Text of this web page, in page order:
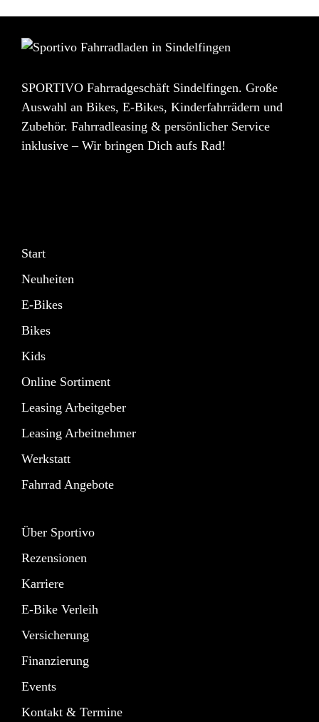
SPORTIVO Fahrradgeschäft Sindelfingen. Große
Auswahl an Bikes, E-Bikes, Kinderfahrrädern und
Zubehör. Fahrradleasing & persönlicher Service
inklusive – Wir bringen Dich aufs Rad!
Start
Neuheiten
E-Bikes
Bikes
Kids
Online Sortiment
Leasing Arbeitgeber
Leasing Arbeitnehmer
Werkstatt
Fahrrad Angebote
Über Sportivo
Rezensionen
Karriere
E-Bike Verleih
Versicherung
Finanzierung
Events
Kontakt & Termine